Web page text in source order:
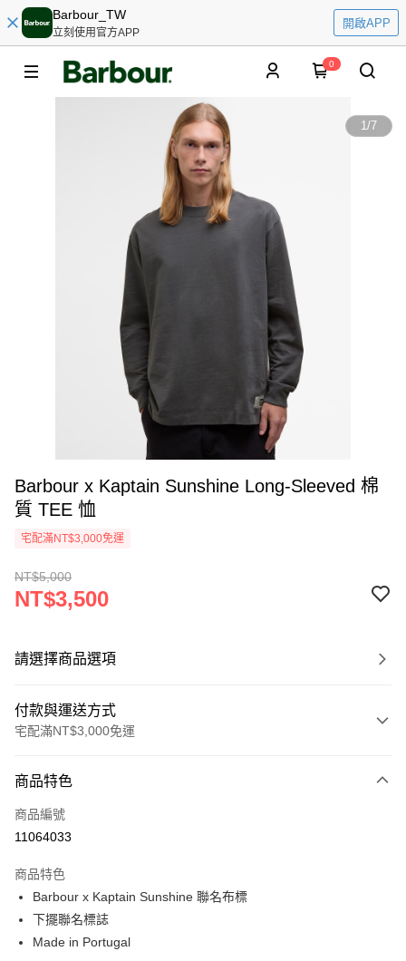
Barbour_TW
立刻使用官方APP
開啟APP
0
1/7
Barbour x Kaptain Sunshine Long-Sleeved 棉
質 TEE 恤
宅配滿NT$3,000免運
NT$5,000
NT$3,500
請選擇商品選項
付款與運送方式
宅配滿NT$3,000免運
信用卡一次付款
信用卡分期付款
合作金庫商業銀行
華南商業銀行
彰化商業銀行
上海商業儲蓄銀行
國泰世華商業銀行
Apple Pay
商品特色
商品編號
11064033
商品特色
Barbour x Kaptain Sunshine 聯名布標
下擺聯名標誌
Made in Portugal